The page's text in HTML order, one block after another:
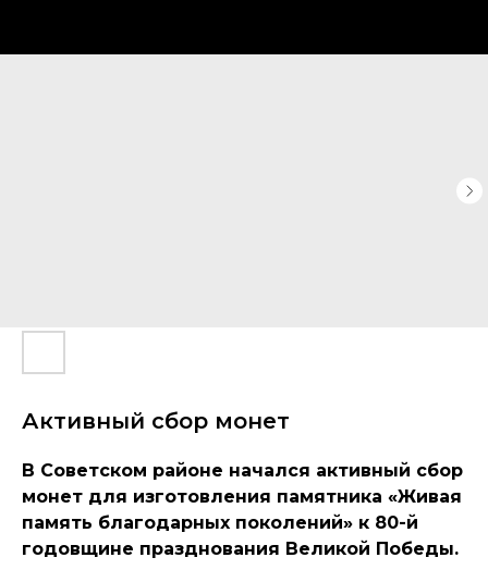
Активный сбор монет
В Советском районе начался активный сбор
монет для изготовления памятника «Живая
память благодарных поколений» к 80-й
годовщине празднования Великой Победы.